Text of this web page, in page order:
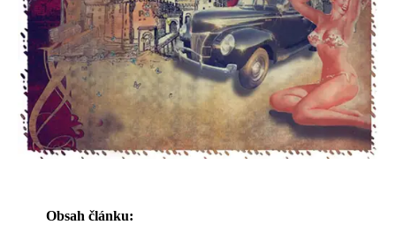
Obsah článku: